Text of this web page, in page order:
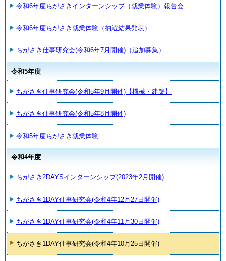
令和6年度ちがさきインターンシップ（就業体験）報告会
令和6年度ちがさき就業体験（抽選結果発表）
ちがさき仕事研究会(令和6年7月開催)（追加募集）
令和5年度
ちがさき仕事研究会(令和5年9月開催)【機械・建築】
ちがさき仕事研究会(令和5年8月開催)
令和5年度ちがさき就業体験
令和4年度
ちがさき2DAYSインターンシップ(2023年2月開催)
ちがさき1DAY仕事研究会(令和4年12月27日開催)
ちがさき1DAY仕事研究会(令和4年11月30日開催)
ちがさき1DAY仕事研究会(令和4年10月25日開催)